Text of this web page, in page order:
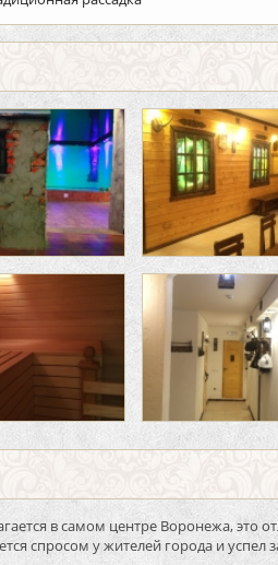
в самом центре Воронежа,
спросом у жителей города и